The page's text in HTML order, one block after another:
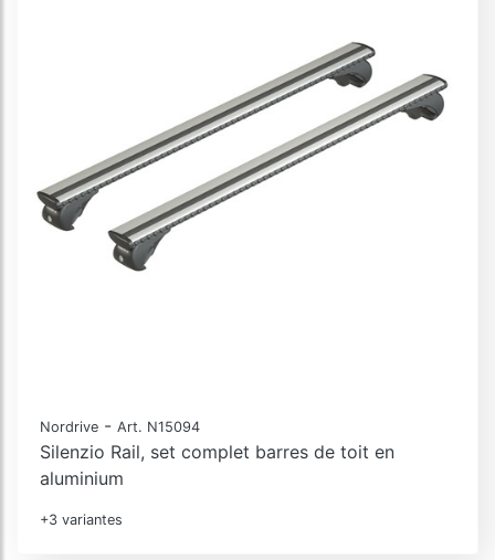
Nordrive - Art. N15094
Silenzio Rail, set complet barres de toit en
aluminium
+3 variantes